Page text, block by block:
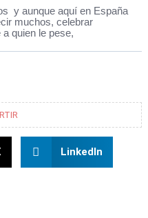
y aunque aquí en España
muchos, celebrar
quien le pese,
LinkedIn